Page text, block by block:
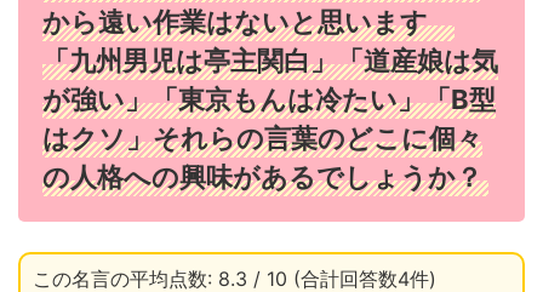
から遠い作業はないと思います
「九州男児は亭主関白」「道産娘は気
が強い」「東京もんは冷たい」「B型
はクソ」それらの言葉のどこに個々
の人格への興味があるでしょうか？
この名言の平均点数: 8.3 / 10 (合計回答数4件)